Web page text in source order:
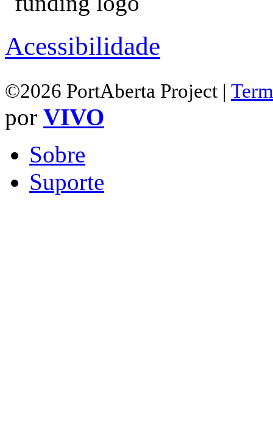
Acessibilidade
©2026 PortAberta Project |
por VIVO
Sobre
Suporte